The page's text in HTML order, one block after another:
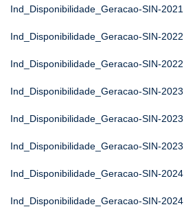
Ind_Disponibilidade_Geracao-SIN-2021
Ind_Disponibilidade_Geracao-SIN-2022
Ind_Disponibilidade_Geracao-SIN-2022
Ind_Disponibilidade_Geracao-SIN-2023
Ind_Disponibilidade_Geracao-SIN-2023
Ind_Disponibilidade_Geracao-SIN-2023
Ind_Disponibilidade_Geracao-SIN-2024
Ind_Disponibilidade_Geracao-SIN-2024